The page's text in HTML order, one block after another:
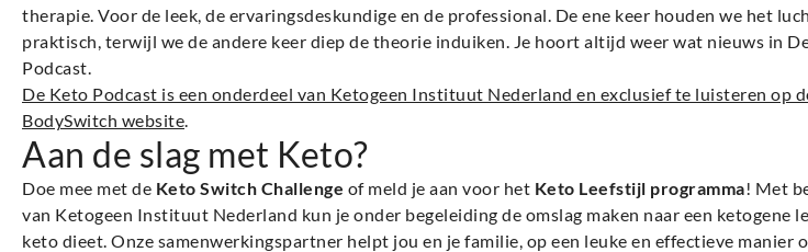
therapie. Voor de leek, de ervaringsdeskundige en de professional. De ene keer houden we het
praktisch, terwijl we de andere keer diep de theorie induiken. Je hoort altijd weer wat nieuws in
Podcast.
De Keto Podcast is een onderdeel van Ketogeen Instituut Nederland en exclusief te luisteren op
BodySwitch website
Aan de slag met Keto?
Doe mee met de Keto Switch Challenge of meld je aan voor het Keto Leefstijl programma! Met
van Ketogeen Instituut Nederland kun je onder begeleiding de omslag maken naar een ketogene
keto dieet. Onze samenwerkingspartner helpt jou en je familie, op een leuke en effectieve manier